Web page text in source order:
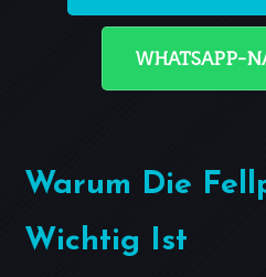
WHATSAPP-
Warum Die
Wichtig Ist